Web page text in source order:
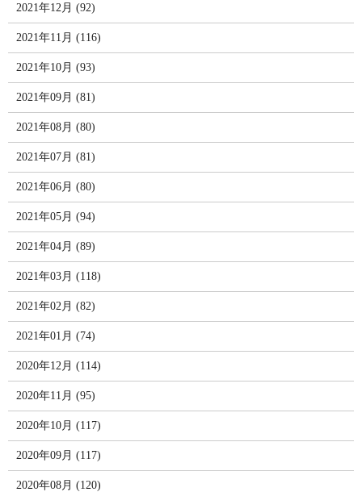
2021年12月 (92)
2021年11月 (116)
2021年10月 (93)
2021年09月 (81)
2021年08月 (80)
2021年07月 (81)
2021年06月 (80)
2021年05月 (94)
2021年04月 (89)
2021年03月 (118)
2021年02月 (82)
2021年01月 (74)
2020年12月 (114)
2020年11月 (95)
2020年10月 (117)
2020年09月 (117)
2020年08月 (120)